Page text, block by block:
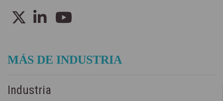
MÁS DE INDUSTRIA
Industria